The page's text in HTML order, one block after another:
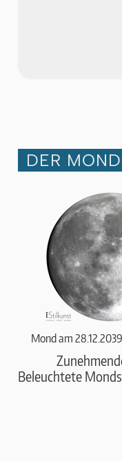
DER
Mond am
Beleuchtete